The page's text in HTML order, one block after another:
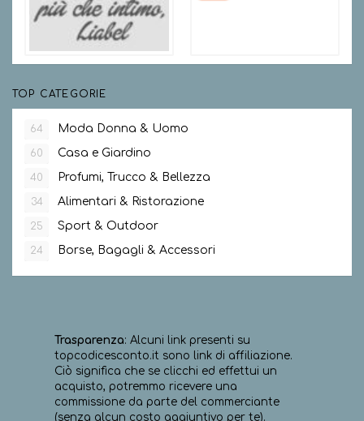
TOP CATEGORIE
64 Moda Donna & Uomo
60 Casa e Giardino
40 Profumi, Trucco & Bellezza
34 Alimentari & Ristorazione
25 Sport & Outdoor
24 Borse, Bagagli & Accessori
Trasparenza: Alcuni link presenti su
topcodicesconto.it sono link di affiliazione.
Ciò significa che se clicchi ed effettui un
acquisto, potremmo ricevere una
commissione da parte del commerciante
(senza alcun costo aggiuntivo per te).